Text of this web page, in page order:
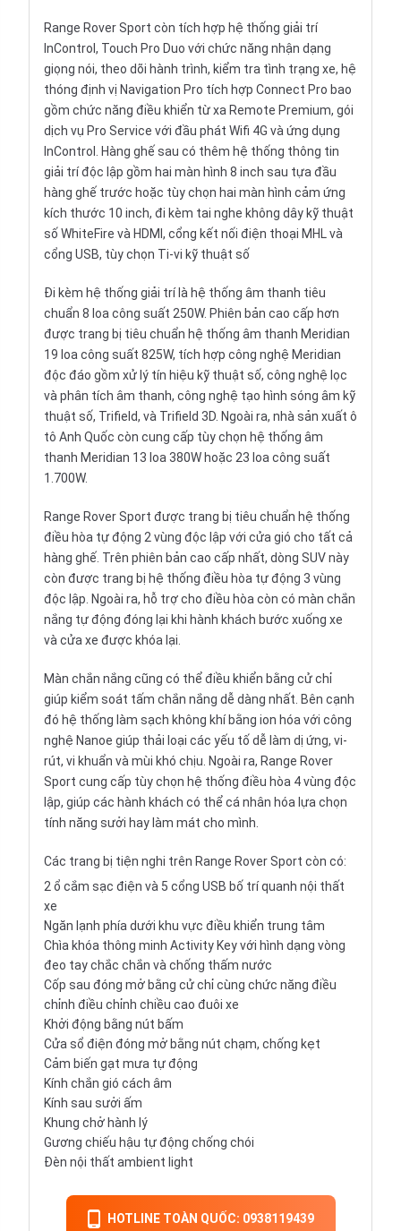
Range Rover Sport còn tích hợp hệ thống giải trí
InControl, Touch Pro Duo với chức năng nhận dạng
giọng nói, theo dõi hành trình, kiểm tra tình trạng xe, hệ
thóng định vị Navigation Pro tích hợp Connect Pro bao
gồm chức năng điều khiển từ xa Remote Premium, gói
dịch vụ Pro Service với đầu phát Wifi 4G và ứng dụng
InControl. Hàng ghế sau có thêm hệ thống thông tin
giải trí độc lập gồm hai màn hình 8 inch sau tựa đầu
hàng ghế trước hoặc tùy chọn hai màn hình cảm ứng
kích thước 10 inch, đi kèm tai nghe không dây kỹ thuật
số WhiteFire và HDMI, cổng kết nối điện thoại MHL và
cổng USB, tùy chọn Ti-vi kỹ thuật số
Đi kèm hệ thống giải trí là hệ thống âm thanh tiêu
chuẩn 8 loa công suất 250W. Phiên bản cao cấp hơn
được trang bị tiêu chuẩn hệ thống âm thanh Meridian
19 loa công suất 825W, tích hợp công nghệ Meridian
độc đáo gồm xử lý tín hiệu kỹ thuật số, công nghệ lọc
và phân tích âm thanh, công nghệ tạo hình sóng âm kỹ
thuật số, Trifield, và Trifield 3D. Ngoài ra, nhà sản xuất ô
tô Anh Quốc còn cung cấp tùy chọn hệ thống âm
thanh Meridian 13 loa 380W hoặc 23 loa công suất
1.700W.
Range Rover Sport được trang bị tiêu chuẩn hệ thống
điều hòa tự động 2 vùng độc lập với cửa gió cho tất cả
hàng ghế. Trên phiên bản cao cấp nhất, dòng SUV này
còn được trang bị hệ thống điều hòa tự động 3 vùng
độc lập. Ngoài ra, hỗ trợ cho điều hòa còn có màn chắn
nắng tự động đóng lại khi hành khách bước xuống xe
và cửa xe được khóa lại.
Màn chắn nắng cũng có thể điều khiển bằng cử chỉ
giúp kiểm soát tấm chắn nắng dễ dàng nhất. Bên cạnh
đó hệ thống làm sạch không khí bằng ion hóa với công
nghệ Nanoe giúp thải loại các yếu tố dễ làm dị ứng, vi-
rút, vi khuẩn và mùi khó chịu. Ngoài ra, Range Rover
Sport cung cấp tùy chọn hệ thống điều hòa 4 vùng độc
lập, giúp các hành khách có thể cá nhân hóa lựa chọn
tính năng sưởi hay làm mát cho mình.
Các trang bị tiện nghi trên Range Rover Sport còn có:
2 ổ cắm sạc điện và 5 cổng USB bố trí quanh nội thất
xe
Ngăn lạnh phía dưới khu vực điều khiển trung tâm
Chìa khóa thông minh Activity Key với hình dạng vòng
đeo tay chắc chắn và chống thấm nước
Cốp sau đóng mở bằng cử chỉ cùng chức năng điều
chỉnh điều chỉnh chiều cao đuôi xe
Khởi động bằng nút bấm
Cửa sổ điện đóng mở bằng nút chạm, chống kẹt
Cảm biến gạt mưa tự động
Kính chắn gió cách âm
Kính sau sưởi ấm
Khung chở hành lý
Gương chiếu hậu tự động chống chói
Đèn nội thất ambient light
HOTLINE TOÀN QUỐC: 0938119439